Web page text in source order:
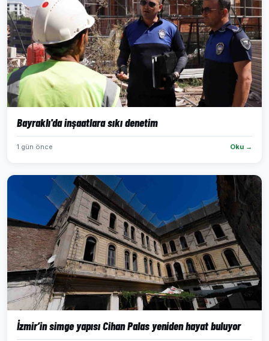
Bayraklı'da inşaatlara sıkı denetim
1 gün önce Oku →
İzmir’in simge yapısı Cihan Palas yeniden hayat buluyor